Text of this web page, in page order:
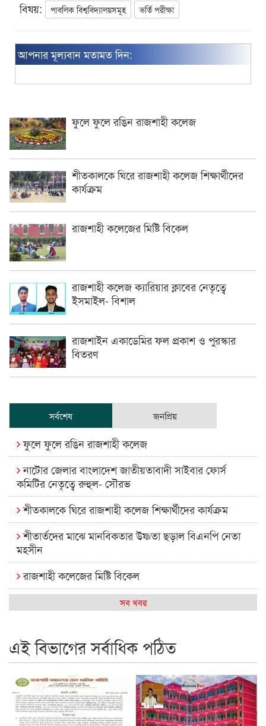
বিষয়: পাবলিক বিশ্ববিদ্যালয়সমূহ ভর্তি পরীক্ষা
আপনার মূল্যবান মতামত দিন:
ফুলে ফুলে রঙিন রাজশাহী কলেজ
শীতকালকে ঘিরে রাজশাহী কলেজ শিক্ষার্থীদের
কার্যক্রম
রাজশাহী কলেজের মিষ্টি বিকেল
রাজশাহী কলেজ ক্যারিয়ার ক্লাবের নেতৃত্বে
ইসমাইল- বিশাল
রাজশাইন একাডেমির ফল প্রকাশ ও পুরস্কার
বিতরণ
সর্বশেষ জনপ্রিয়
ফুলে ফুলে রঙিন রাজশাহী কলেজ
নাটোর জেলার বাংলাদেশ জাতীয়তাবাদী সাইবার ফোর্স
কমিটির নেতৃত্বে রুহুল- সৌরভ
শীতকালকে ঘিরে রাজশাহী কলেজ শিক্ষার্থীদের কার্যক্রম
শীতার্তদের মাঝে মানবিকতার উষ্ণতা ছড়াল বিএনপি নেতা
মহসীন
রাজশাহী কলেজের মিষ্টি বিকেল
কেমন আছে আমাদের দেশের মধ্যবিত্তরা
রাজশাইন একাডেমির ফল প্রকাশ ও পুরস্কার বিতরণ
রাজশাহী কলেজের শিক্ষার্থী শাখাওয়াত পেলেন স্টার এক্সিলেন্স
অ্যাওয়ার্ড
বিশ্ব নদী বিবস উপলক্ষে নদী সুরক্ষায় নাওযাত্রা
সব খবর
এই বিভাগের সর্বাধিক পঠিত